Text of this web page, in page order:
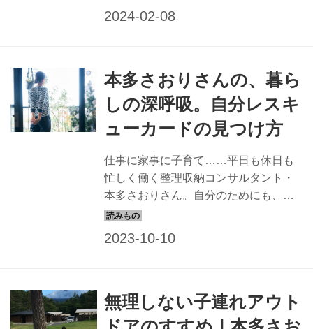
本多さおりさんの、暮ら
しの深呼吸。自分レスキ
ューカードの見つけ方
仕事に家事に子育て……平日も休日も
忙しく働く整理収納コンサルタント・
本多さおりさん。自分のためにも、家
族のためにも、ときには「堂々と休
しの深呼吸』より）
無理しない子連れアウト